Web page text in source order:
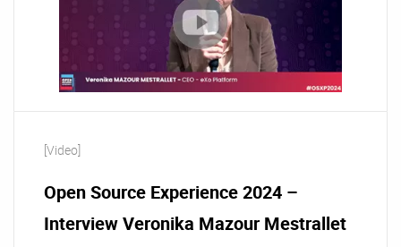
[Video]
Open Source Experience 2024 –
Interview Veronika Mazour Mestrallet